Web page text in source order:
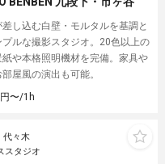
差し込む白壁・モルタルを基調と
プルな撮影スタジオ。20色以上の
紙や本格照明機材を完備。家具や
屋風の演出も可能。
円〜/1h
代々木
スタジオ